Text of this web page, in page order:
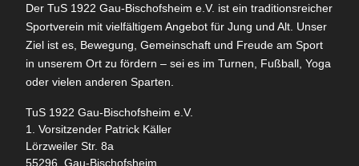
Der TuS 1922 Gau-Bischofsheim e.V. ist ein traditionsreicher
Sportverein mit vielfältigem Angebot für Jung und Alt. Unser
Ziel ist es, Bewegung, Gemeinschaft und Freude am Sport
in unserem Ort zu fördern – sei es im Turnen, Fußball, Yoga
oder vielen anderen Sparten.
TuS 1922 Gau-Bischofsheim e.V.
1. Vorsitzender Patrick Käller
Lörzweiler Str. 8a
55296 Gau-Bischofsheim